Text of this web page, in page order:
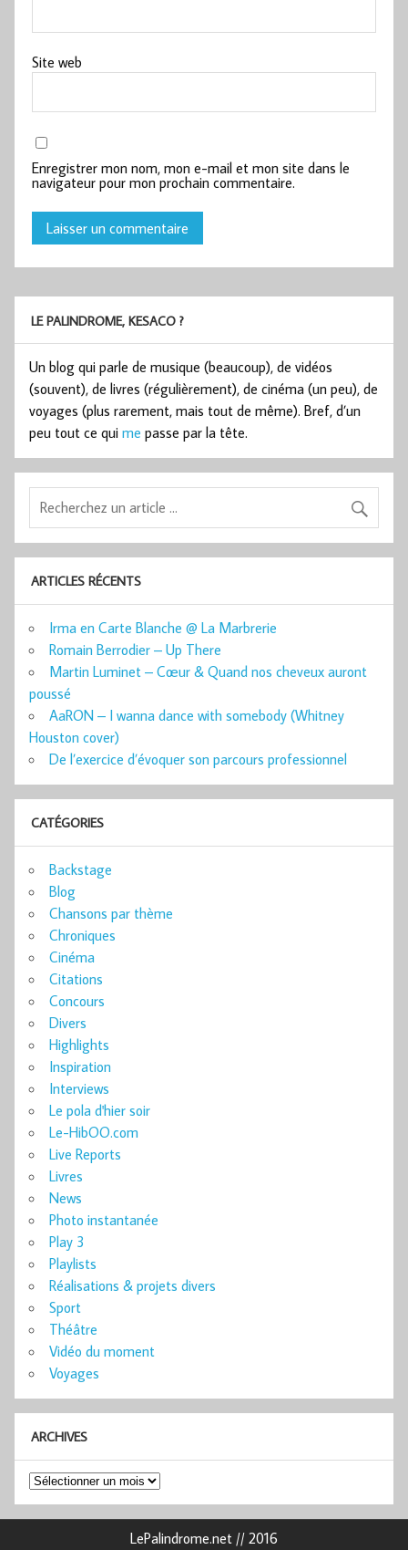
Site web
Enregistrer mon nom, mon e-mail et mon site dans le
navigateur pour mon prochain commentaire.
LE PALINDROME, KESACO ?
Un blog qui parle de musique (beaucoup), de vidéos
(souvent), de livres (régulièrement), de cinéma (un peu), de
voyages (plus rarement, mais tout de même). Bref, d’un
peu tout ce qui me passe par la tête.
ARTICLES RÉCENTS
Irma en Carte Blanche @ La Marbrerie
Romain Berrodier – Up There
Martin Luminet – Cœur & Quand nos cheveux auront
poussé
AaRON – I wanna dance with somebody (Whitney
Houston cover)
De l’exercice d’évoquer son parcours professionnel
CATÉGORIES
Backstage
Blog
Chansons par thème
Chroniques
Cinéma
Citations
Concours
Divers
Highlights
Inspiration
Interviews
Le pola d'hier soir
Le-HibOO.com
Live Reports
Livres
News
Photo instantanée
Play 3
Playlists
Réalisations & projets divers
Sport
Théâtre
Vidéo du moment
Voyages
ARCHIVES
Archives
LePalindrome.net // 2016